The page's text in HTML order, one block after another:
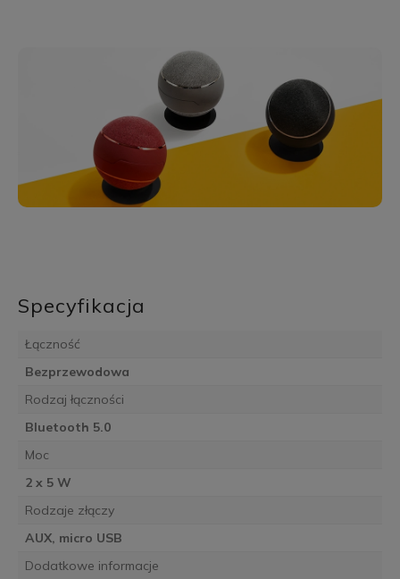
Specyfikacja
Łączność
Bezprzewodowa
Rodzaj łączności
Bluetooth 5.0
Moc
2 x 5 W
Rodzaje złączy
AUX, micro USB
Dodatkowe informacje